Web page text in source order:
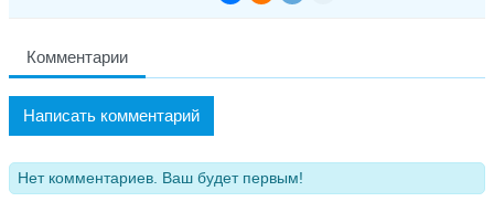
Комментарии
Написать комментарий
Нет комментариев. Ваш будет первым!